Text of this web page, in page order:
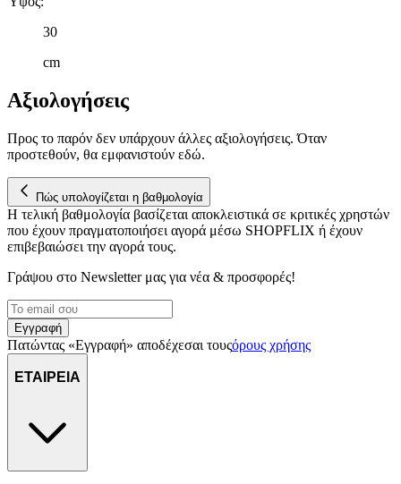
30
cm
Αξιολογήσεις
Προς το παρόν δεν υπάρχουν άλλες αξιολογήσεις. Όταν
προστεθούν, θα εμφανιστούν εδώ.
Πώς υπολογίζεται η βαθμολογία
Η τελική βαθμολογία βασίζεται αποκλειστικά σε κριτικές χρηστών
που έχουν πραγματοποιήσει αγορά μέσω SHOPFLIX ή έχουν
επιβεβαιώσει την αγορά τους.
Γράψου στο Νewsletter μας για νέα & προσφορές!
Εγγραφή
Πατώντας «Εγγραφή» αποδέχεσαι τουςόρους χρήσης
ΕΤΑΙΡΕΙΑ